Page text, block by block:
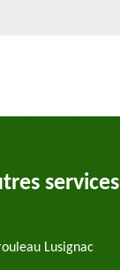
services
Lusignac